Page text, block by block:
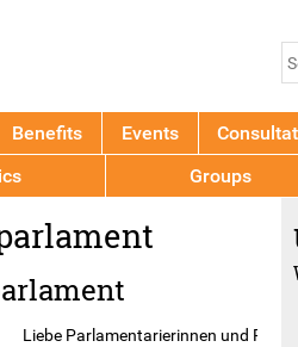
Liebe Parlamentarierinnen und
Benefits Events
Groups